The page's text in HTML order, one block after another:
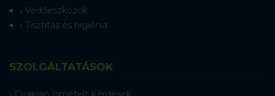
Védőeszközök
Tisztítás és higiénia
SZOLGÁLTATÁSOK